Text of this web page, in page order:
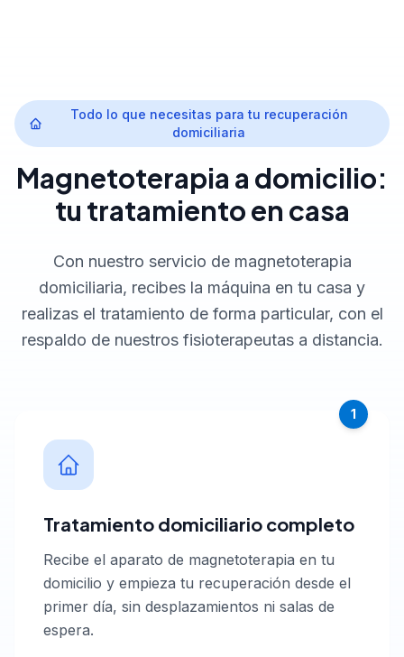
Todo lo que necesitas para tu recuperación
domiciliaria
Magnetoterapia a domicilio:
tu tratamiento en casa
Con nuestro servicio de magnetoterapia
domiciliaria, recibes la máquina en tu casa y
realizas el tratamiento de forma particular, con el
respaldo de nuestros fisioterapeutas a distancia.
1
Tratamiento domiciliario completo
Recibe el aparato de magnetoterapia en tu
domicilio y empieza tu recuperación desde el
primer día, sin desplazamientos ni salas de
espera.